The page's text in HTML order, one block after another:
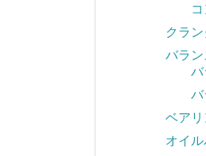
クラ
バラン
バ
バ
ベア
オイル